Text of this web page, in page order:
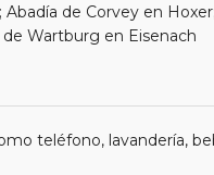
de Corvey en
Wartburg en Eisenach
teléfono, lavandería,